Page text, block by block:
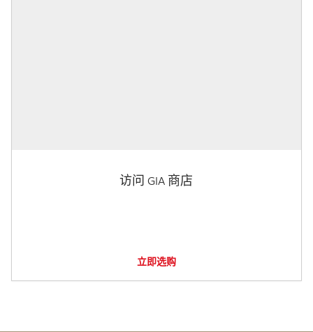
访问 GIA 商店
立即选购